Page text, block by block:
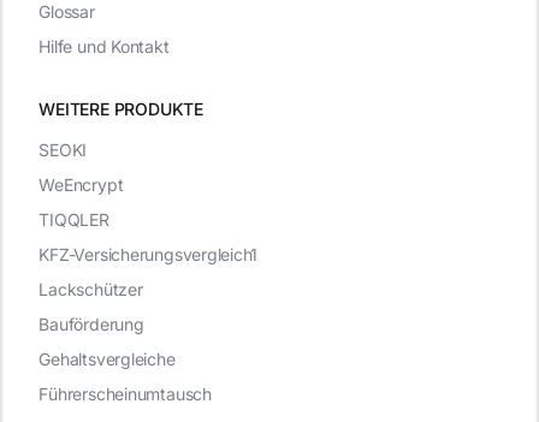
WEITERE PRODUKTE
Glossar
Hilfe und Kontakt
SEOKI
WeEncrypt
TIQQLER
KFZ-Versicherungsvergleich1
Lackschützer
Bauförderung
Gehaltsvergleiche
Führerscheinumtausch